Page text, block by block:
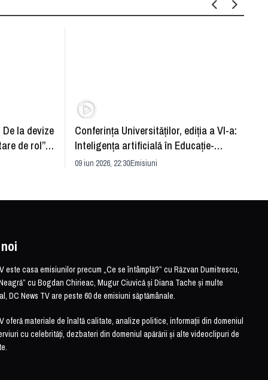
la devize
de rol”.
Conferința Universităților, ediția a VI-a:
Inteligența artificială în Educație-
soluție sau problemă?
09 iun 2026, 22:30Emisiuni
este casa emisiunilor precum „Ce se întâmplă?” cu Răzvan Dumitrescu,
cu Bogdan Chirieac, Mugur Ciuvică și Diana Tache și multe
DC News TV are peste 60 de emisiuni săptămânale.
oferă materiale de înaltă calitate, analize politice, informații din domeniul
cu celebrități, dezbateri din domeniul apărării și alte videoclipuri de